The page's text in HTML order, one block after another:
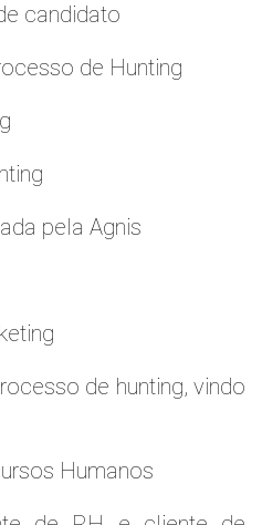
candidato
de Hunting
pela Agnis
de hunting, vindo
Humanos